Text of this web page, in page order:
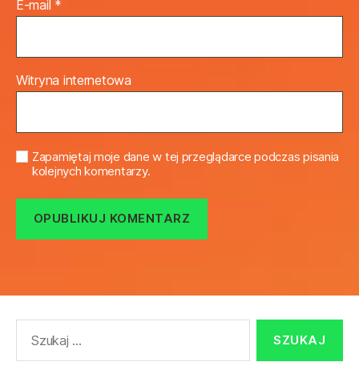
E-mail *
Witryna internetowa
Zapamiętaj moje dane w tej przeglądarce podczas pisania
kolejnych komentarzy.